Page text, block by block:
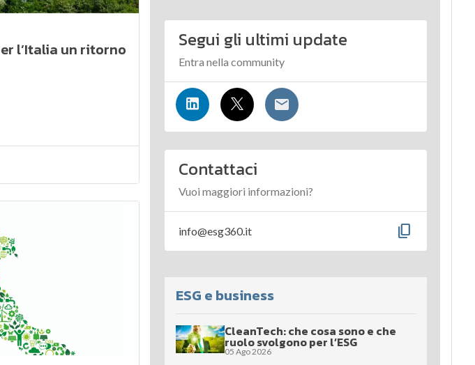
l’Italia un ritorno Segui gli ultimi update
Entra nella community
Contattaci
Vuoi maggiori informazioni?
info@esg360.it content_copy
ESG e business
CleanTech: che cosa sono e che
ruolo svolgono per l’ESG
05 Ago 2026